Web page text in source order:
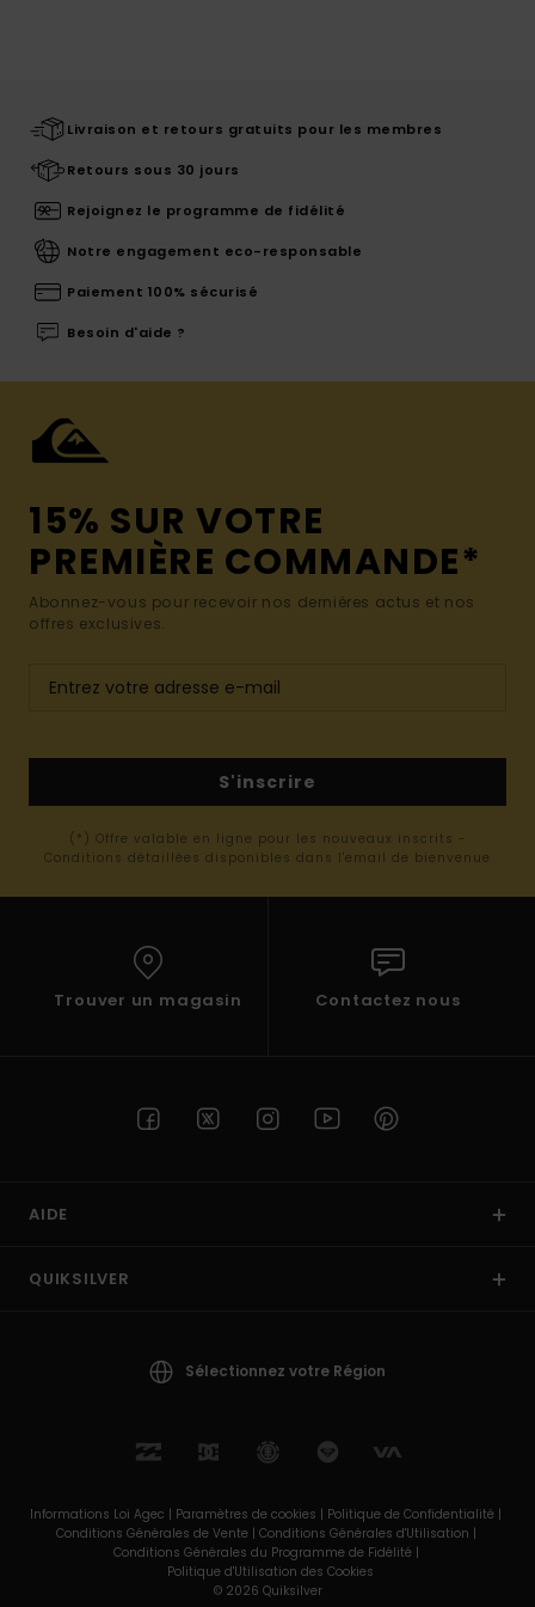
Livraison et retours gratuits pour les membres
Retours sous 30 jours
Rejoignez le programme de fidélité
Notre engagement eco-responsable
Paiement 100% sécurisé
Besoin d'aide ?
15% SUR VOTRE
PREMIÈRE COMMANDE*
Abonnez-vous pour recevoir nos dernières actus et nos
offres exclusives.
S'inscrire
(*) Offre valable en ligne pour les nouveaux inscrits -
Conditions détaillées disponibles dans l'email de bienvenue
Trouver un magasin Contactez nous
AIDE
QUIKSILVER
Sélectionnez votre Région
Informations Loi Agec | Paramètres de cookies | Politique de Confidentialité |
Conditions Générales de Vente | Conditions Générales d'Utilisation |
Conditions Générales du Programme de Fidélité |
Politique d'Utilisation des Cookies
© 2026 Quiksilver